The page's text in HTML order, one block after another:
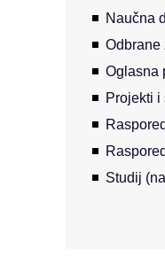
Naučna
Odbrane
Oglasna
Projekti i
Studij